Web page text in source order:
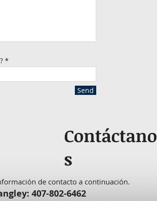
Send
Contáctano
s
de contacto a continuación.
407-802-6462